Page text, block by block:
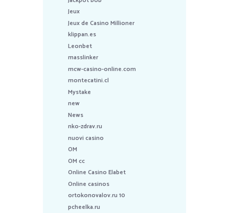
Jeux
Jeux de Casino Millioner
klippan.es
Leonbet
masslinker
mcw-casino-online.com
montecatini.cl
Mystake
new
News
nko-zdrav.ru
nuovi casino
OM
OM cc
Online Casino Elabet
Online casinos
ortokonovalov.ru 10
pcheelka.ru